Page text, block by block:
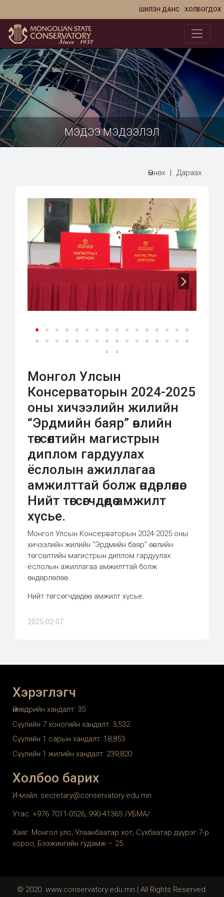
ХОЛБОГДОХ
ШИЛЭН ДАНС
МЭДЭЭ МЭДЭЭЛЭЛ
Өмнөх | Дараах
Монгол Улсын
Консерваторын 2024-2025
оны хичээлийн жилийн
“Эрдмийн баяр” өвлийн
төгсөлтийн магистрын
диплом гардуулах
ёслолын ажиллагаа
амжилттай болж өндөрлөлөө.
Нийт төгсөгчдөдөө амжилт
хүсье.
Монгол Улсын Консерваторын 2024-2025 оны
хичээлийн жилийн “Эрдмийн баяр” өвлийн
төгсөлтийн магистрын диплом гардуулах
ёслолын ажиллагаа амжилттай болж
өндөрлөлөө.
Нийт төгсөгчдөдөө амжилт хүсье.
2025-02-07
Хэрэглэгч
Өнөөдрийн хандалт: 35
Сүүлийн 7 хоногийн хандалт: 3,532
Сүүлийн 1 сарын хандалт: 18,853
Сүүлийн 1 жилийн хандалт: 239,820
Холбоо барих
И-мэйл: secretary@conservatory.edu.mn
Утас: +976 7011-0526, 990-41365 /УБМА/
Хаяг: Монгол улс, Улаанбаатар хот, Сүхбаатар дүүрэг 7-р
хороо, Бээжингийн гудамж – 25
© 2020. www.conservatory.edu.mn | All Rights Reserved.